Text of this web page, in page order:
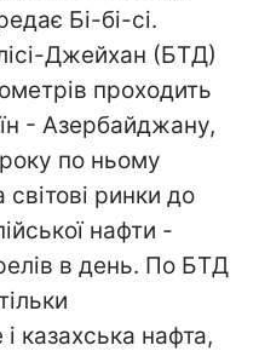
Бі-бі-сі.
Джейхан (БТД)
проходить
- Азербайджану,
по ньому
ринки до
нафти -
в день. По БТД
казахська нафта,